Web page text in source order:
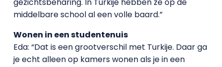
middelbare school al een volle baard.”
Wonen in een studentenuis
Eda: “Dat is een grootverschil met Turkije. Daar ga
je echt alleen op kamers wonen als je in een